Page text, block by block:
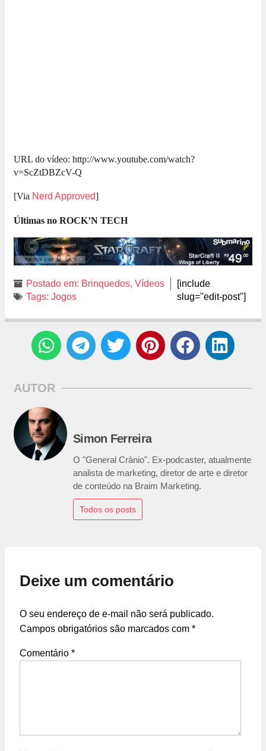
URL do vídeo: http://www.youtube.com/watch?
v=ScZtDBZcV-Q
[Via Nerd Approved]
Últimas no ROCK’N TECH
Postado em: Brinquedos, Vídeos
Tags: Jogos
[include
slug="edit-post"]
AUTOR
Simon Ferreira
O "General Crânio". Ex-podcaster, atualmente
analista de marketing, diretor de arte e diretor
de conteúdo na Braim Marketing.
Todos os posts
Deixe um comentário
O seu endereço de e-mail não será publicado.
Campos obrigatórios são marcados com *
Comentário *